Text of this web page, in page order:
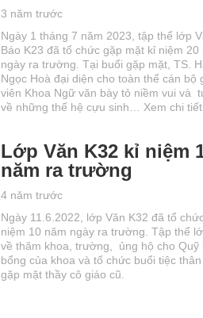
3 năm trước
Ngày 1 tháng 7 năm 2023, tập thể lớp
Báo K23 đã tổ chức gặp mặt kỉ niệm 20
ngày ra trường. Tại buổi gặp mặt, TS.
Ngọc Hoà đại diện cho toàn thể cán bộ
viên Khoa Ngữ văn bày tỏ niềm vui và
về những thế hệ cựu sinh… Xem chi tiết
Lớp Văn K32 kỉ niệm
năm ra trường
4 năm trước
Ngày 11.6.2022, lớp Văn K32 đã tổ
niệm 10 năm ngày ra trường. Tập thể
về thăm khoa, trường, ủng hộ cho Quỹ
bổng của khoa và tổ chức buổi tiệc
gặp mặt thầy cô giáo cũ.